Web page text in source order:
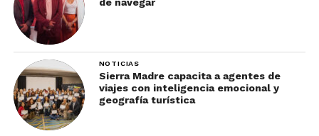
NOTICIAS
Sierra Madre capacita a agentes de
viajes con inteligencia emocional y
geografía turística